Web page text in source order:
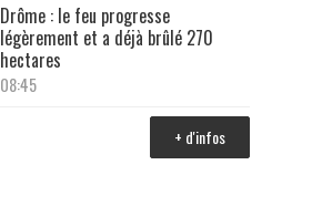
Drôme : le feu progresse
légèrement et a déjà brûlé 270
hectares
08:45
+ d'infos